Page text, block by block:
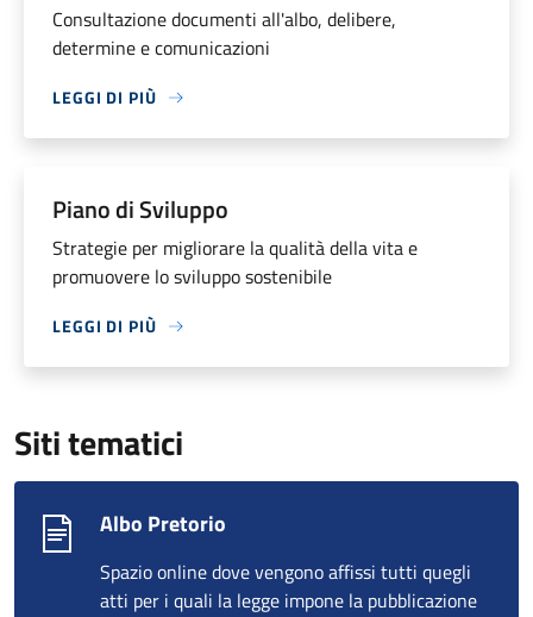
Consultazione documenti all'albo, delibere,
determine e comunicazioni
LEGGI DI PIÙ
Piano di Sviluppo
Strategie per migliorare la qualità della vita e
promuovere lo sviluppo sostenibile
LEGGI DI PIÙ
Siti tematici
Albo Pretorio
Spazio online dove vengono affissi tutti quegli
atti per i quali la legge impone la pubblicazione